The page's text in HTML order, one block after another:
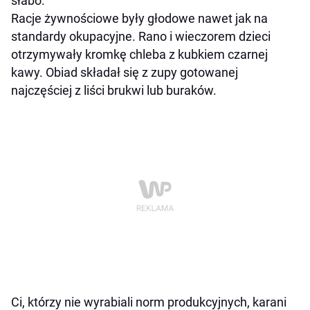
Racje żywnościowe były głodowe nawet jak na
standardy okupacyjne. Rano i wieczorem dzieci
otrzymywały kromkę chleba z kubkiem czarnej
kawy. Obiad składał się z zupy gotowanej
najczęściej z liści brukwi lub buraków.
Ci, którzy nie wyrabiali norm produkcyjnych, karani